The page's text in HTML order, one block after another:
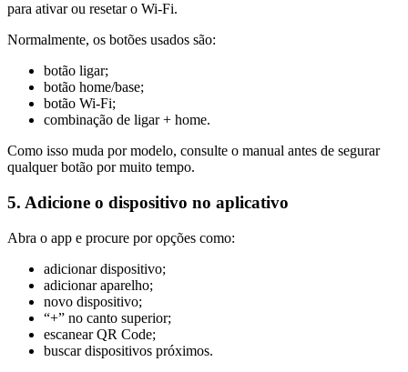
para ativar ou resetar o Wi-Fi.
Normalmente, os botões usados são:
botão ligar;
botão home/base;
botão Wi-Fi;
combinação de ligar + home.
Como isso muda por modelo, consulte o manual antes de segurar
qualquer botão por muito tempo.
5. Adicione o dispositivo no aplicativo
Abra o app e procure por opções como:
adicionar dispositivo;
adicionar aparelho;
novo dispositivo;
“+” no canto superior;
escanear QR Code;
buscar dispositivos próximos.